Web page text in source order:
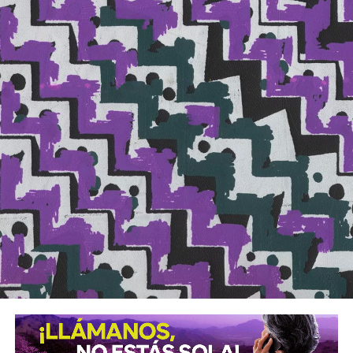
poquito. Atiende al
slow down, you crazy child […] It’s
alright, you can afford to lose a day or twode Billy Joel.
Viena seguirá ahí, tampoco se desplaza. Eres tú el
que da vueltas hasta perderse.Lo trascendental está
ahí, eterno, sin atender a las modas, permaneciendo en
soledad, a sabiendas de que tarde o temprano todo vuelve
a su cauce. Y si no lo hace, eso es problema de los
demás, no tienes por qué rebajarte para acomodarte al
estruendo.
El cuadro que ya nadie mira en un rincón apartado en el
museo, hasta que un niño le echa un vistazo de la mano de
su madre. Sin decir lo atesorará siempre en la
memoria, y cada paso en su vida llevará consigo un
fragmento de pintura mientras crece.Sus propios
hijos atenderán a sus palabras y honrarán ese espacio
minorías que salvan a una nación de la barbarie.